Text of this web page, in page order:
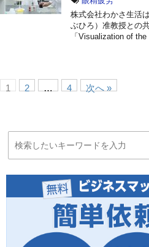
株式会社わかさ生活
ぶひろ）准教授との
「Visualization of
1 2 … 4 次へ »